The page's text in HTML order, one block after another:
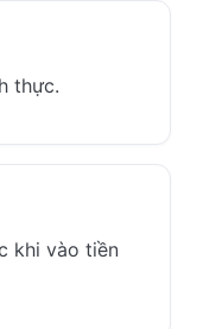
thực.
khi vào tiền